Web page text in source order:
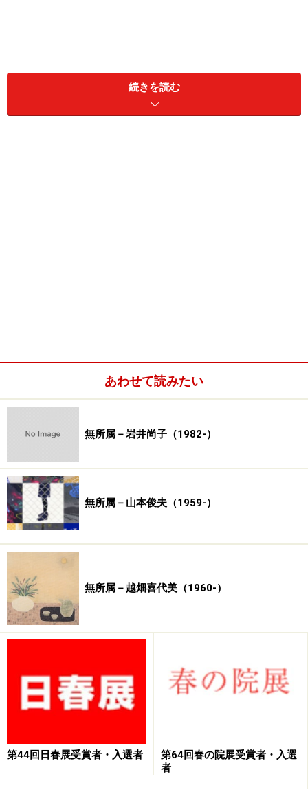
続きを読む
あわせて読みたい
無所属－岩井尚子（1982-）
無所属－山本俊夫（1959-）
無所属－越畑喜代美（1960-）
第44回日春展受賞者・入選者
第64回春の院展受賞者・入選
者